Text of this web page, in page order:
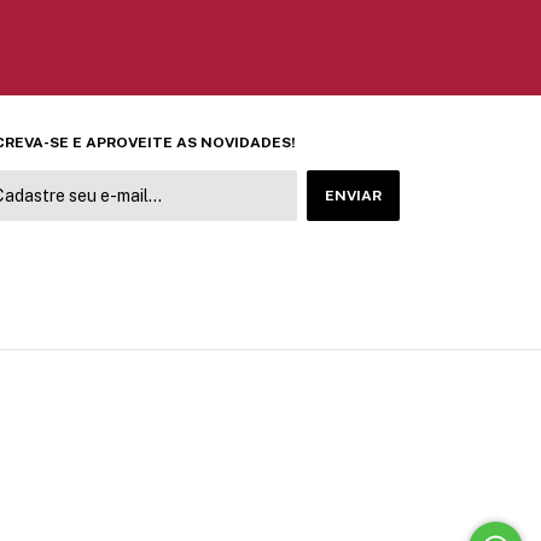
SE E APROVEITE AS NOVIDADES!